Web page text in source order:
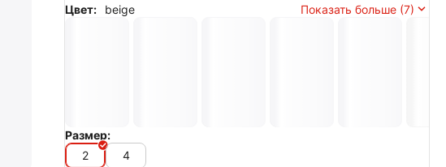
Цвет: beige Показать больше (7)
Размер:
2
4